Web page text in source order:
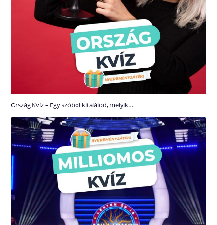
Ország Kvíz – Egy szóból kitalálod, melyik…